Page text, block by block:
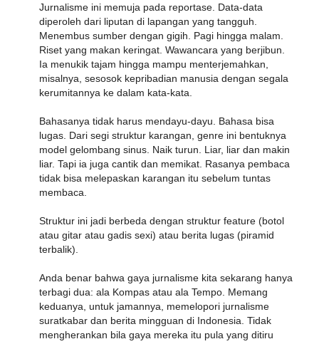
Jurnalisme ini memuja pada reportase. Data-data
diperoleh dari liputan di lapangan yang tangguh.
Menembus sumber dengan gigih. Pagi hingga malam.
Riset yang makan keringat. Wawancara yang berjibun.
Ia menukik tajam hingga mampu menterjemahkan,
misalnya, sesosok kepribadian manusia dengan segala
kerumitannya ke dalam kata-kata.
Bahasanya tidak harus mendayu-dayu. Bahasa bisa
lugas. Dari segi struktur karangan, genre ini bentuknya
model gelombang sinus. Naik turun. Liar, liar dan makin
liar. Tapi ia juga cantik dan memikat. Rasanya pembaca
tidak bisa melepaskan karangan itu sebelum tuntas
membaca.
Struktur ini jadi berbeda dengan struktur feature (botol
atau gitar atau gadis sexi) atau berita lugas (piramid
terbalik).
Anda benar bahwa gaya jurnalisme kita sekarang hanya
terbagi dua: ala Kompas atau ala Tempo. Memang
keduanya, untuk jamannya, memelopori jurnalisme
suratkabar dan berita mingguan di Indonesia. Tidak
mengherankan bila gaya mereka itu pula yang ditiru